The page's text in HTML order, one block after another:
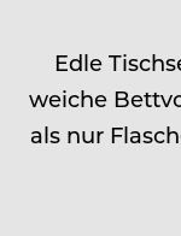
Edle
weiche
als nur